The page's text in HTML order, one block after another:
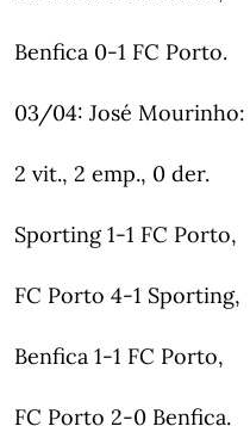
Benfica 0-1 FC Porto.
03/04: José Mourinho:
2 vit., 2 emp., 0 der.
Sporting 1-1 FC Porto,
FC Porto 4-1 Sporting,
Benfica 1-1 FC Porto,
FC Porto 2-0 Benfica.